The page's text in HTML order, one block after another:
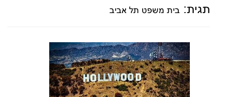
תגית: בית משפט תל אביב